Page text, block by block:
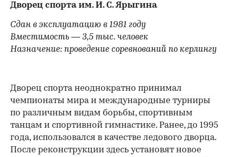
Дворец спорта им. И. С. Ярыгина
Сдан в эксплуатацию в 1981 году
Вместимость — 3,5 тыс. человек
Назначение: проведение соревнований по керлингу
Дворец спорта неоднократно принимал
чемпионаты мира и международные турниры
по различным видам борьбы, спортивным
танцам и спортивной гимнастике. Ранее, до 1995
года, использовался в качестве ледового дворца.
После реконструкции здесь установят новое